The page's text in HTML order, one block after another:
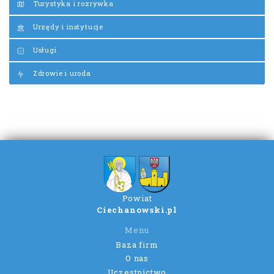
Turystyka i rozrywka
Urzędy i instytucje
Usługi
Zdrowie i uroda
Powiat
Ciechanowski.pl
Menu
Baza firm
O nas